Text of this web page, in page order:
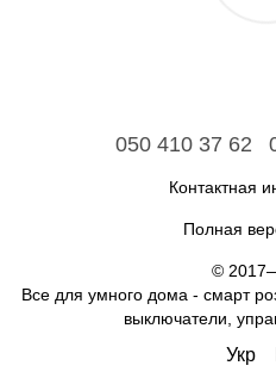
050 410 37 62
Контактная
Полная
©
Все для умного дома - смарт
выключатели,
Укр